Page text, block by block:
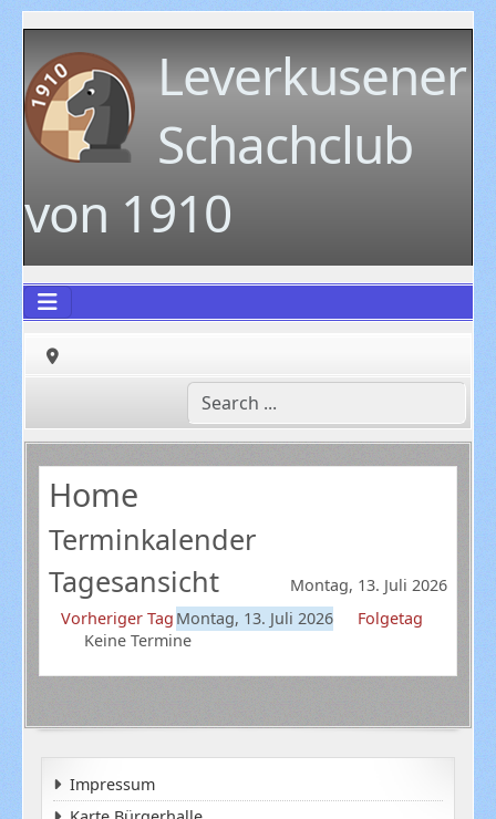
Leverkusener
Schachclub
von 1910
Home
Terminkalender
Tagesansicht
Montag, 13. Juli 2026
Vorheriger Tag Montag, 13. Juli 2026
Folgetag
Keine Termine
Impressum